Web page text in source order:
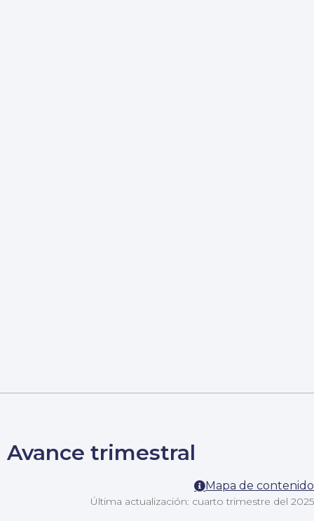
Avance trimestral
Última actualización: cuarto trimestre del 2025
Mapa de contenido